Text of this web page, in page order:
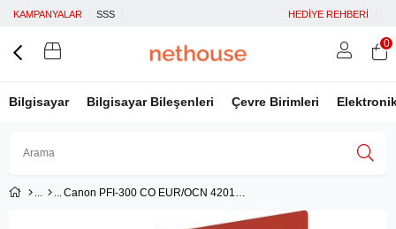
KAMPANYALAR SSS HEDİYE REHBERİ
Bilgisayar Bilgisayar Bileşenleri Çevre Birimleri
0
Canon PFI-300 CO EUR/OCN 4201C001